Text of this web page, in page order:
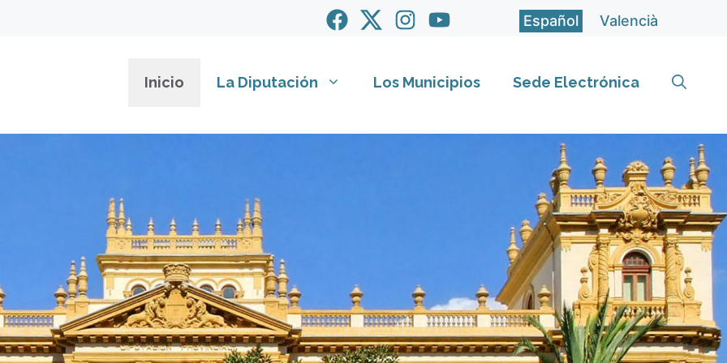
Español Valencià
Inicio La Diputación Los Municipios Sede Electrónica